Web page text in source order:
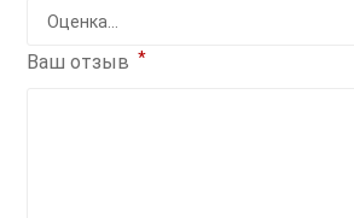
Ваш отзыв *